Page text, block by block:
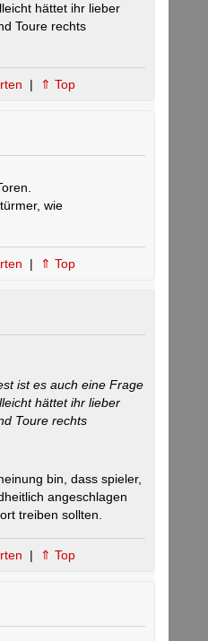
hättet ihr lieber
Toure rechts
| ⇑ Top
wie
| ⇑ Top
ist es auch eine Frage
hättet ihr lieber
Toure rechts
bin, dass spieler,
angeschlagen
treiben sollten.
| ⇑ Top